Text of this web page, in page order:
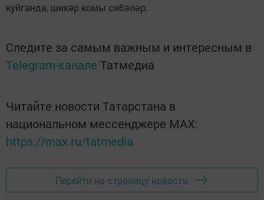
куйганда, шикәр комы сибәләр.
Следите за самым важным и интересным в
Telegram-канале Татмедиа
Читайте новости Татарстана в
национальном мессенджере MАХ:
https://max.ru/tatmedia
Перейти на страницу новости